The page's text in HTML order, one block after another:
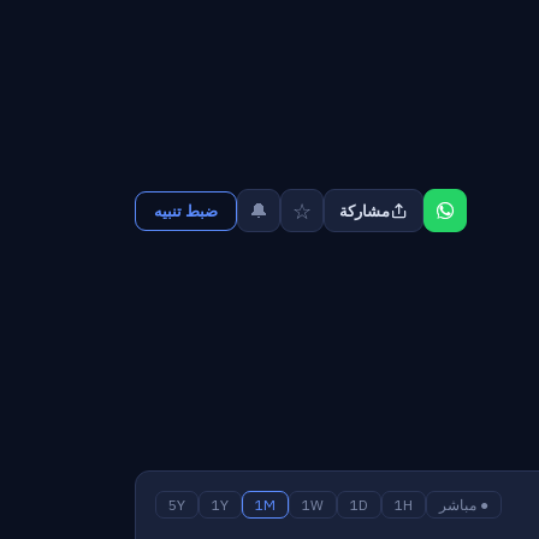
مشاركة ☆
🔔 ضبط تنبيه
● مباشر 1H
1D
1W
1M
1Y
5Y